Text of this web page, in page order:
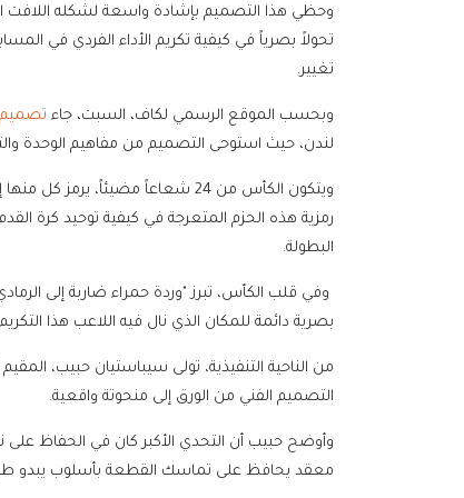
وحظي هذا التصميم بإشادة واسعة لشكله اللافت
تحولاً بصرياً في كيفية تكريم الأداء الفردي في
تغيير.
وبحسب الموقع الرسمي لكاف، السبت، جاء
لندن، حيث استوحى التصميم من مفاهيم الوحدة
ويتكون الكأس من 24 شعاعاً مضيئاً،
رمزية هذه الحزم المتعرجة في كيفية توحيد كرة
البطولة.
وفي قلب الكأس، تبرز "وردة حمراء ضاربة إلى
بصرية دائمة للمكان الذي نال فيه اللاعب هذا
من الناحية التنفيذية، تولى سيباستيان حبيب،
التصميم الفني من الورق إلى منحوتة واقعية.
وأوضح حبيب أن التحدي الأكبر كان في الحفاظ على
معقد يحافظ على تماسك القطعة بأسلوب يبدو